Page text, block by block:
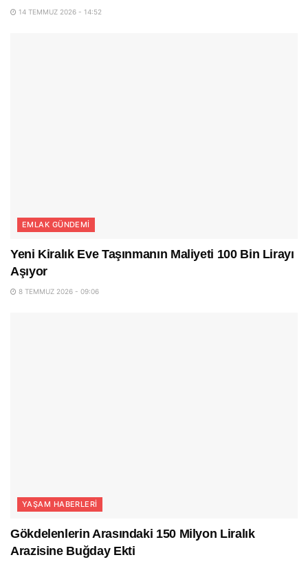
14 TEMMUZ 2026 - 14:52
EMLAK GÜNDEMI
Yeni Kiralık Eve Taşınmanın Maliyeti 100 Bin Lirayı
Aşıyor
8 TEMMUZ 2026 - 09:06
YAŞAM HABERLERI
Gökdelenlerin Arasındaki 150 Milyon Liralık
Arazisine Buğday Ekti